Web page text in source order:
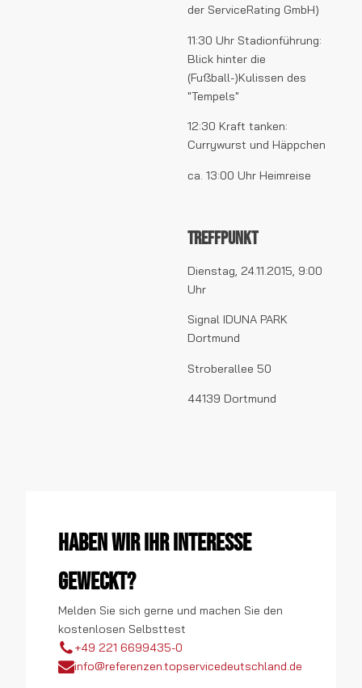
der ServiceRating GmbH)
11:30 Uhr Stadionführung:
Blick hinter die
(Fußball-)Kulissen des
"Tempels"
12:30 Kraft tanken:
Currywurst und Häppchen
ca. 13:00 Uhr Heimreise
Treffpunkt
Dienstag, 24.11.2015, 9:00
Uhr
Signal IDUNA PARK
Dortmund
Stroberallee 50
44139 Dortmund
Haben wir Ihr Interesse
geweckt?
Melden Sie sich gerne und machen Sie den
kostenlosen Selbsttest
+49 221 6699435-0
info@referenzen.topservicedeutschland.de